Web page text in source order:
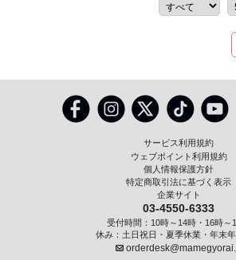
など充実のアクセサリー。さら
だきます。お一人様で複数のご
予約、同住所でのご予約・注文
とさせていただきますのでご注
メーカー: ホットトイズ
サイズ: マンダロリアン 全高約
30センチ / グローグー 全高約6
ンズ」。サイズを全高約25セン
注力し、ベースデザインをこだ
わり、他のバストモデルに干渉
新作として『スターウォーズ
ザ・マンダロリアン』から「マ
ンドー」ディン・ジャリンのク
リアバージョンがラインナップ
みを帯び
尻尾、手
に再現。
があり可
シリーズ
スケール:
サイズ
マンダロ
チ
ブラーグ:
長約60セ
（台座込:
長約60セ
可動ポイ
一部新装
ーや背中
ックも再
た、右手
ピストル
ちガンマ
ジナルポ
ました。
ザ・チャ
ザ・チャ
いので、
能です。
サービス利用規約
ウェブポイント利用規約
個人情報保護方針
特定商取引法に基づく表示
企業サイト
03-4550-6333
受付時間：10時～14時・16時～
休み：土日祝日・夏季休業・年末